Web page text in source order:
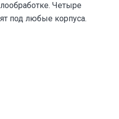
Четыре
под любые корпуса.